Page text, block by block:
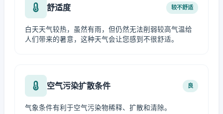
舒适度 较不舒适
白天天气较热，虽然有雨，但仍然无法削弱较高气温给
人们带来的暑意，这种天气会让您感到不很舒适。
空气污染扩散条件 良
气象条件有利于空气污染物稀释、扩散和清除。